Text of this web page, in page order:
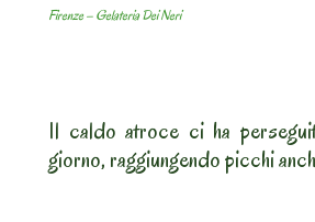
Firenze – Gelateria Dei Neri
Il caldo atroce ci ha
giorno, raggiungendo picchi